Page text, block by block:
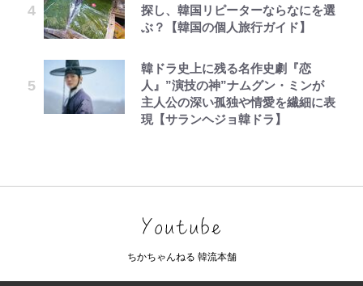
探し、韓国リピーターならなにを選
ぶ？【韓国の個人旅行ガイド】
韓ドラ史上に残る名作史劇『恋
人』”演技の神”ナムグン・ミンが
主人公の深い孤独や情愛を繊細に表
現【サランヘジョ韓ドラ】
ちかちゃんねる 韓流本舗